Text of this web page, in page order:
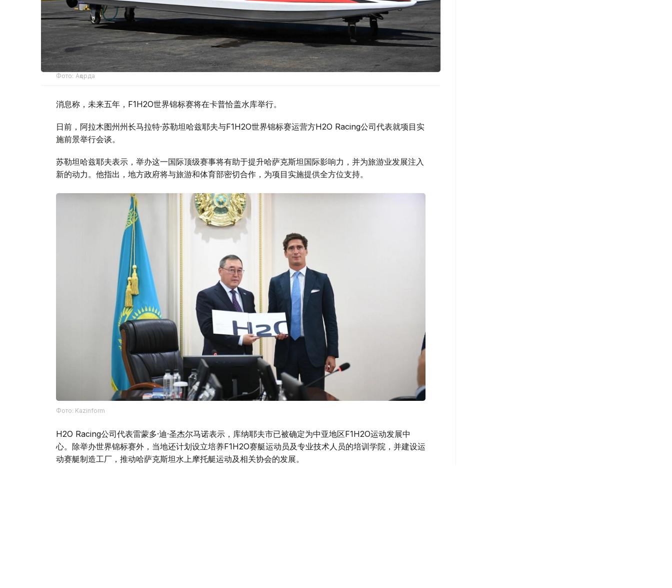
Фото: Ақорда
消息称，未来五年，F1H2O世界锦标赛将在卡普恰盖水库举行。
日前，阿拉木图州州长马拉特·苏勒坦哈兹耶夫与F1H2O世界锦标赛运营方H2O Racing公司代表就项目实
施前景举行会谈。
苏勒坦哈兹耶夫表示，举办这一国际顶级赛事将有助于提升哈萨克斯坦国际影响力，并为旅游业发展注入
新的动力。他指出，地方政府将与旅游和体育部密切合作，为项目实施提供全方位支持。
Фото: Kazinform
H2O Racing公司代表雷蒙多·迪·圣杰尔马诺表示，库纳耶夫市已被确定为中亚地区F1H2O运动发展中
心。除举办世界锦标赛外，当地还计划设立培养F1H2O赛艇运动员及专业技术人员的培训学院，并建设运
动赛艇制造工厂，推动哈萨克斯坦水上摩托艇运动及相关协会的发展。